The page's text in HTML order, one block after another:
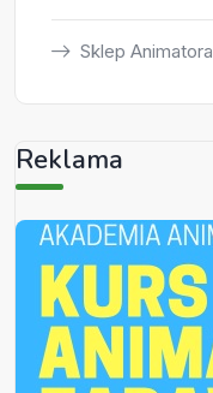
Sklep Animatora
Reklama